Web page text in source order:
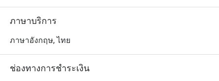
ภาษาบริการ
ภาษาอังกฤษ, ไทย
ช่องทางการชำระเงิน